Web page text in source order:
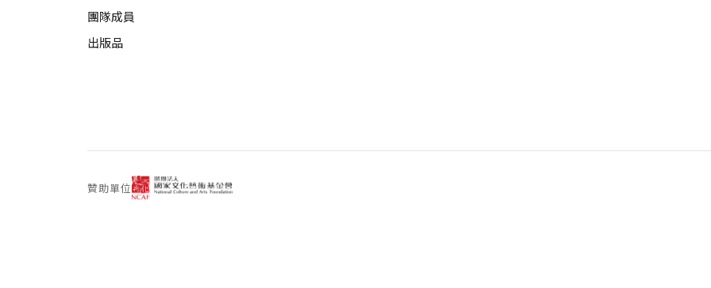
團隊成員
出版品
贊助單位